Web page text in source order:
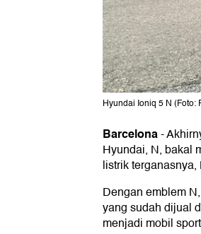
Hyundai Ioniq 5 N
Barcelona-
Hyundai, N, bakal
listrik
Dengan emblem
yang sudah dijual
menjadi mobil